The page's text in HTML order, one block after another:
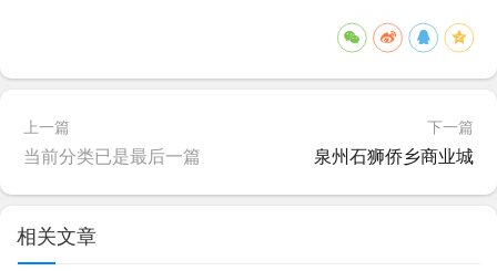
上一篇
当前分类已是最后一篇
下一篇
泉州石狮侨乡商业城
相关文章